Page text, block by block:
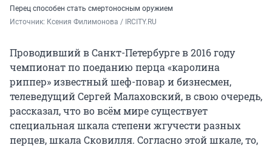
Перец способен стать смертоносным оружием
Источник: Ксения Филимонова / IRCITY.RU
Проводивший в Санкт-Петербурге в 2016 году
чемпионат по поеданию перца «каролина
риппер» известный шеф-повар и бизнесмен,
телеведущий Сергей Малаховский, в свою очередь,
рассказал, что во всём мире существует
специальная шкала степени жгучести разных
перцев, шкала Сковилля. Согласно этой шкале, то,